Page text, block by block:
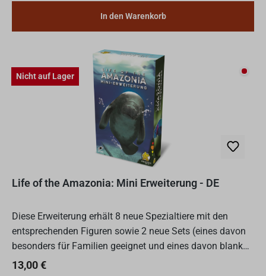
In den Warenkorb
Nicht auf Lager Nicht
Life of the Amazonia: Mini Erweiterung - DE
Diese Erweiterung erhält 8 neue Spezialtiere mit den
entsprechenden Figuren sowie 2 neue Sets (eines davon
besonders für Familien geeignet und eines davon blanko,
um eigene Wertungsbedingungen zu erfinden)
Regulärer Preis:
13,00 €